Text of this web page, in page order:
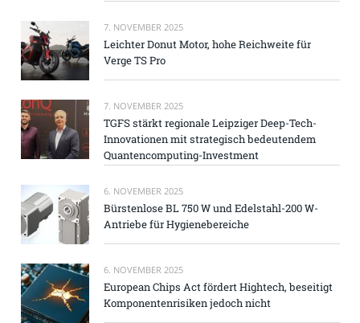
7. NOVEMBER 2025
Leichter Donut Motor, hohe Reichweite für
Verge TS Pro
7. NOVEMBER 2025
TGFS stärkt regionale Leipziger Deep-Tech-
Innovationen mit strategisch bedeutendem
Quantencomputing-Investment
6. NOVEMBER 2025
Bürstenlose BL 750 W und Edelstahl-200 W-
Antriebe für Hygienebereiche
6. NOVEMBER 2025
European Chips Act fördert Hightech, beseitigt
Komponentenrisiken jedoch nicht